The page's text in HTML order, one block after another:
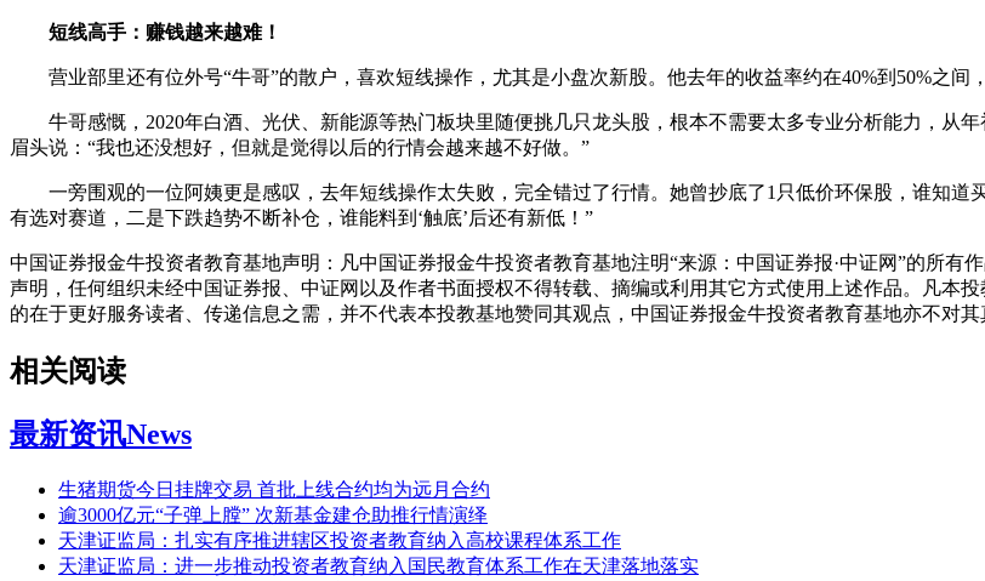
短线高手：赚钱越来越难！
营业部里还有位外号“牛哥”的散户，喜欢短线操作，尤其是小盘次新股。他去年的收益率约在40%到50%之间
牛哥感慨，2020年白酒、光伏、新能源等热门板块里随便挑几只龙头股，根本不需要太多专业分析能力，从
眉头说：“我也还没想好，但就是觉得以后的行情会越来越不好做。”
一旁围观的一位阿姨更是感叹，去年短线操作太失败，完全错过了行情。她曾抄底了1只低价环保股，谁知道
有选对赛道，二是下跌趋势不断补仓，谁能料到‘触底’后还有新低！”
中国证券报金牛投资者教育基地声明：凡中国证券报金牛投资者教育基地注明“来源：中国证券报·中证网”的所有
声明，任何组织未经中国证券报、中证网以及作者书面授权不得转载、摘编或利用其它方式使用上述作品。凡本
的在于更好服务读者、传递信息之需，并不代表本投教基地赞同其观点，中国证券报金牛投资者教育基地亦不对
相关阅读
最新资讯News
生猪期货今日挂牌交易 首批上线合约均为远月合约
逾3000亿元“子弹上膛” 次新基金建仓助推行情演绎
天津证监局：扎实有序推进辖区投资者教育纳入高校课程体系工作
天津证监局：进一步推动投资者教育纳入国民教育体系工作在天津落地落实